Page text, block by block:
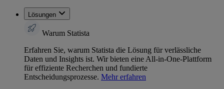
Lösungen
Warum Statista
Erfahren Sie, warum Statista die Lösung für verlässliche
Daten und Insights ist. Wir bieten eine All-in-One-Plattform
für effiziente Recherchen und fundierte
Entscheidungsprozesse. Mehr erfahren